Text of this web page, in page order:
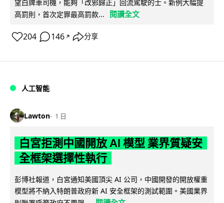
望白牌車司機，能夠「改邪歸正」回流駕駛的士。新例大幅提
高罰則，首次定罪最高罰款...
閱讀全文
204 146 ↗ 分享
人工智能
Lawton 1 日
白宮拒測中國開放 AI 模型 業界質疑安
全框架選擇性執行
彭博社報道，白宮通知美國頂尖 AI 公司，中國開發的開放權重
模型將不納入特朗普政府新 AI 安全框架的測試範圍。美國業界